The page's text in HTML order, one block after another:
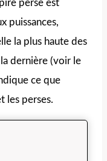
perse est
puissances,
la plus haute des
dernière (voir le
ce que
les perses.